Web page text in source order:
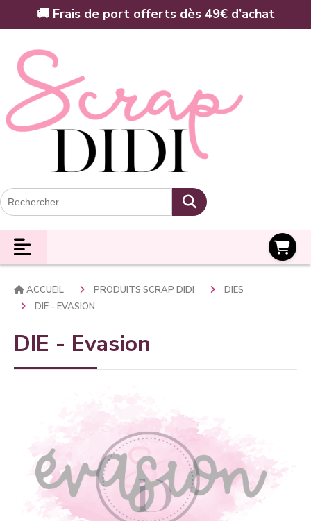
🚚 Frais de port offerts dès 49€ d’achat
ACCUEIL PRODUITS SCRAP DIDI
DIES
DIE - EVASION
DIE - Evasion